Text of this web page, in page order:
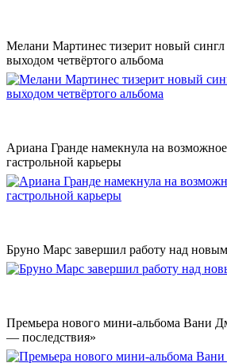
Мелани Мартинес тизерит новый сингл
выходом четвёртого альбома
Ариана Гранде намекнула на
гастрольной карьеры
Бруно Марс завершил работу над
Премьера нового мини-альбома Вани
— последствия»